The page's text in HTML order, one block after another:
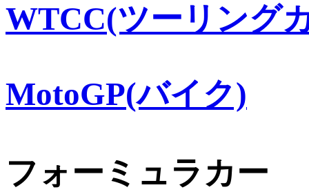
WTCC(ツーリング
MotoGP(バイク)
フォーミュラカー